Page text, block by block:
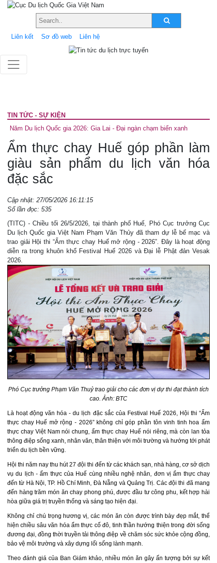
Liên kết Sơ đồ web Liên hệ
TIN TỨC - SỰ KIỆN
Năm Du lịch Quốc gia 2026: Gia Lai - Đại ngàn chạm biển xanh
Ẩm thực chay Huế góp phần làm
giàu sản phẩm du lịch văn hóa
đặc sắc
Cập nhật: 27/05/2026 16:11:15
Số lần đọc: 535
(TITC) - Chiều tối 26/5/2026, tại thành phố Huế, Phó Cục trưởng Cục
Du lịch Quốc gia Việt Nam Phạm Văn Thủy đã tham dự lễ bế mạc và
trao giải Hội thi “Ẩm thực chay Huế mở rộng - 2026”. Đây là hoạt động
diễn ra trong khuôn khổ Festival Huế 2026 và Đại lễ Phật đản Vesak
2026.
Phó Cục trưởng Phạm Văn Thuỷ trao giải cho các đơn vị dự thi đạt thành tích
cao. Ảnh: BTC
Là hoạt động văn hóa - du lịch đặc sắc của Festival Huế 2026, Hội thi “Ẩm
thực chay Huế mở rộng - 2026” không chỉ góp phần tôn vinh tinh hoa ẩm
thực chay Việt Nam nói chung, ẩm thực chay Huế nói riêng, mà còn lan tỏa
thông điệp sống xanh, nhân văn, thân thiện với môi trường và hướng tới phát
triển du lịch bền vững.
Hội thi năm nay thu hút 27 đội thi đến từ các khách sạn, nhà hàng, cơ sở dịch
vụ du lịch - ẩm thực của Huế cùng nhiều nghệ nhân, đơn vị ẩm thực chay
đến từ Hà Nội, TP. Hồ Chí Minh, Đà Nẵng và Quảng Trị. Các đội thi đã mang
đến hàng trăm món ăn chay phong phú, được đầu tư công phu, kết hợp hài
hòa giữa giá trị truyền thống và sáng tạo hiện đại.
Không chỉ chú trọng hương vị, các món ăn còn được trình bày đẹp mắt, thể
hiện chiều sâu văn hóa ẩm thực cố đô, tinh thần hướng thiện trong đời sống
đương đại, đồng thời truyền tải thông điệp về chăm sóc sức khỏe cộng đồng,
bảo vệ môi trường và xây dựng lối sống lành mạnh.
Theo đánh giá của Ban Giám khảo, nhiều món ăn gây ấn tượng bởi sự kết